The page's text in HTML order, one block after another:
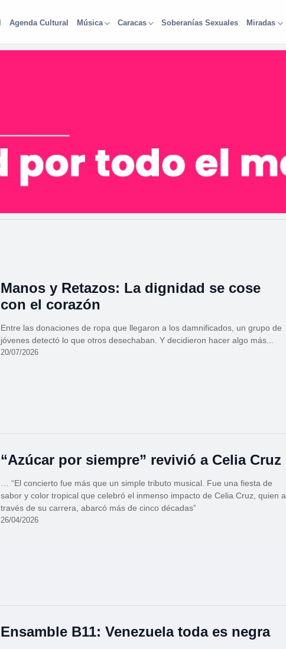
Agenda Cultural Música Caracas Soberanías Sexuales Miradas
Manos y Retazos: La dignidad se cose
con el corazón
Entre las donaciones de ropa que llegaron a los damnificados, un grupo de
jóvenes detectó lo que otros desechaban. Y decidieron hacer algo más...
20/07/2026
“Azúcar por siempre” revivió a Celia Cruz
… “El concierto fue más que un simple tributo musical. Fue una fiesta de
sabor y color tropical que celebró el inmenso impacto de Celia Cruz, quien a
través de su carrera, abarcó más de cinco décadas”
26/04/2026
Ensamble B11: Venezuela toda es negra